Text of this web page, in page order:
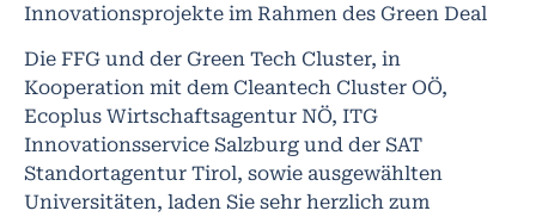
Innovationsprojekte im Rahmen des Green Deal
Die FFG und der Green Tech Cluster, in
Kooperation mit dem Cleantech Cluster OÖ,
Ecoplus Wirtschaftsagentur NÖ, ITG
Innovationsservice Salzburg und der SAT
Standortagentur Tirol, sowie ausgewählten
Universitäten, laden Sie sehr herzlich zum